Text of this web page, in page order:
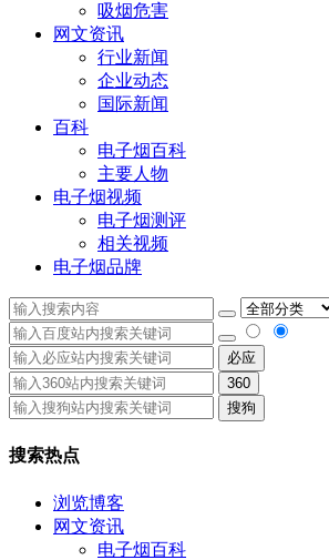
吸烟危害
网文资讯
行业新闻
企业动态
国际新闻
百科
电子烟百科
主要人物
电子烟视频
电子烟测评
相关视频
电子烟品牌
必应
360
搜狗
搜索热点
浏览博客
网文资讯
电子烟百科